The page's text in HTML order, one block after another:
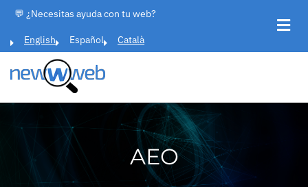
Pasar
contenido
principal
💬 ¿Necesitas ayuda con tu web?
English Español Català
AEO